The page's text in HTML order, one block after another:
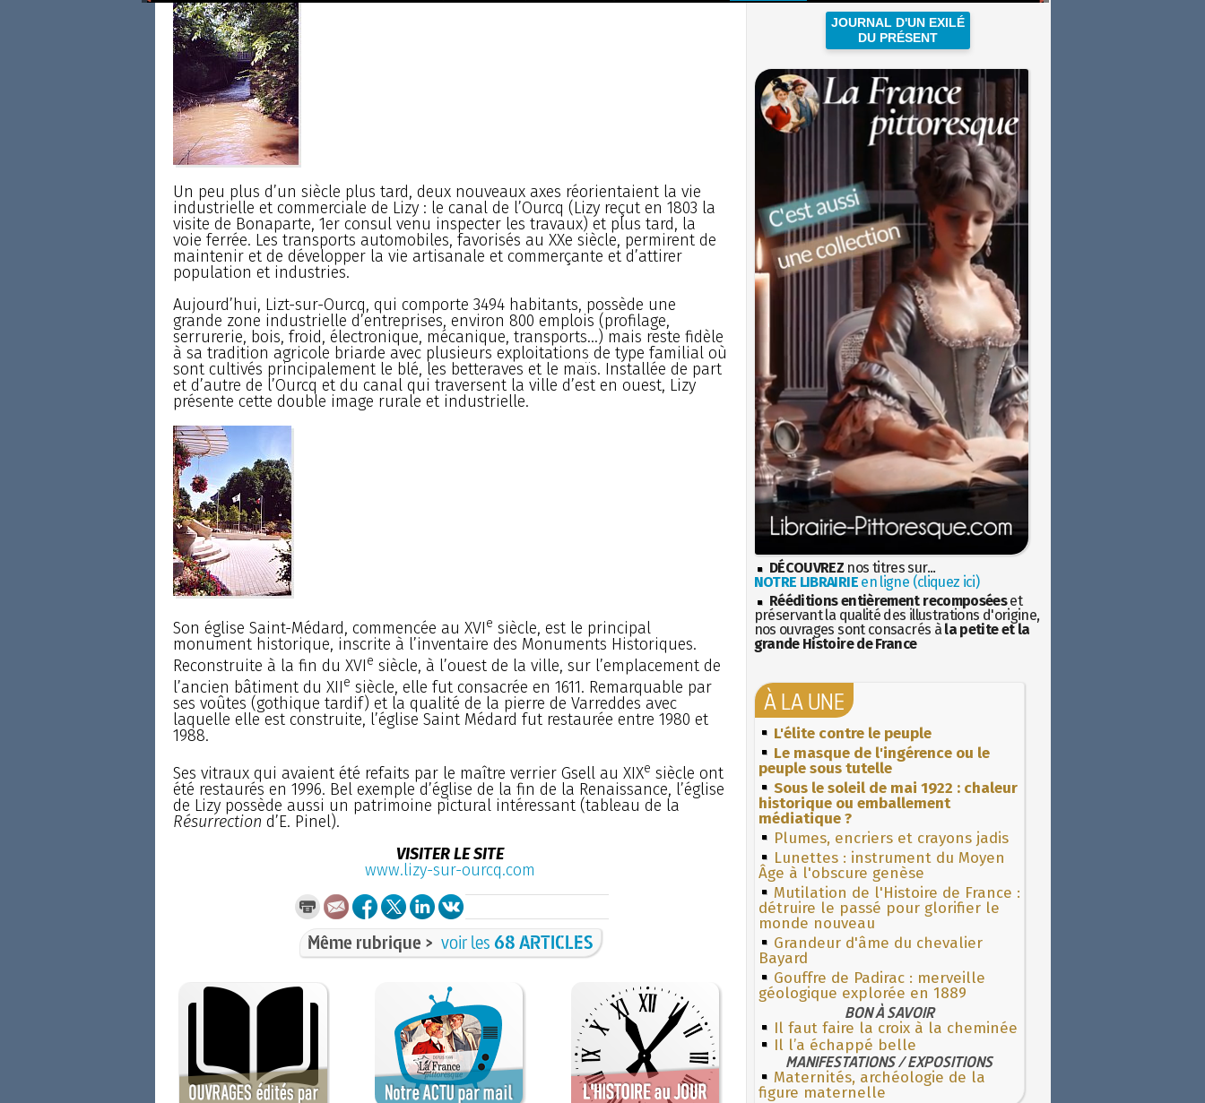
Un peu plus d’un siècle plus tard, deux nouveaux axes réorientaient la vie
industrielle et commerciale de Lizy : le canal de l’Ourcq (Lizy reçut en 1803 la
visite de Bonaparte, 1er consul venu inspecter les travaux) et plus tard, la
voie ferrée. Les transports automobiles, favorisés au XXe siècle, permirent de
maintenir et de développer la vie artisanale et commerçante et d’attirer
population et industries.
Aujourd’hui, Lizt-sur-Ourcq, qui comporte 3494 habitants, possède une
grande zone industrielle d’entreprises, environ 800 emplois (profilage,
serrurerie, bois, froid, électronique, mécanique, transports...) mais reste fidèle
à sa tradition agricole briarde avec plusieurs exploitations de type familial où
sont cultivés principalement le blé, les betteraves et le maïs. Installée de part
et d’autre de l’Ourcq et du canal qui traversent la ville d’est en ouest, Lizy
présente cette double image rurale et industrielle.
Son église Saint-Médard, commencée au XVIe siècle, est le principal
monument historique, inscrite à l’inventaire des Monuments Historiques.
Reconstruite à la fin du XVIe siècle, à l’ouest de la ville, sur l’emplacement de
l’ancien bâtiment du XIIe siècle, elle fut consacrée en 1611. Remarquable par
ses voûtes (gothique tardif) et la qualité de la pierre de Varreddes avec
laquelle elle est construite, l’église Saint Médard fut restaurée entre 1980 et
1988.
Ses vitraux qui avaient été refaits par le maître verrier Gsell au XIXe siècle ont
été restaurés en 1996. Bel exemple d’église de la fin de la Renaissance, l’église
de Lizy possède aussi un patrimoine pictural intéressant (tableau de la
Résurrection d’E. Pinel).
VISITER LE SITE
www.lizy-sur-ourcq.com
Même rubrique > voir les68 ARTICLES
JOURNAL D'UN EXILÉ
DU PRÉSENT
DÉCOUVREZ nos titres sur...
NOTRE LIBRAIRIEen ligne (cliquez ici)
Rééditions entièrement recomposéeset
préservant la qualité des illustrations d'origine,
nos ouvrages sont consacrés à la petite et la
grande Histoire de France
À LA UNE
L'élite contre le peuple
Le masque de l'ingérence ou le
peuple sous tutelle
Sous le soleil de mai 1922 : chaleur
historique ou emballement
médiatique ?
Plumes, encriers et crayons jadis
Lunettes : instrument du Moyen
Âge à l'obscure genèse
Mutilation de l'Histoire de France :
détruire le passé pour glorifier le
monde nouveau
Grandeur d'âme du chevalier
Bayard
Gouffre de Padirac : merveille
géologique explorée en 1889
BON À SAVOIR
Il faut faire la croix à la cheminée
Il l’a échappé belle
MANIFESTATIONS / EXPOSITIONS
Maternités, archéologie de la
figure maternelle